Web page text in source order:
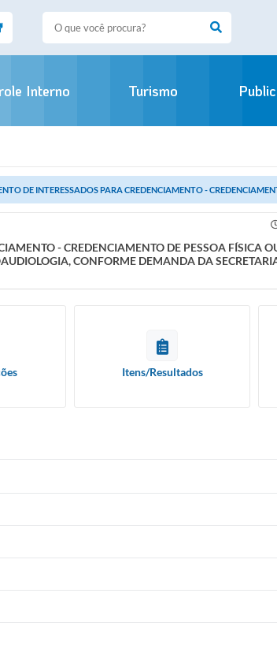
Interno Turismo
DE INTERESSADOS PARA CREDENCIAMENTO -
- CREDENCIAMENTO DE PESSOA FÍSICA
CONFORME DEMANDA DA
Itens/Resultados